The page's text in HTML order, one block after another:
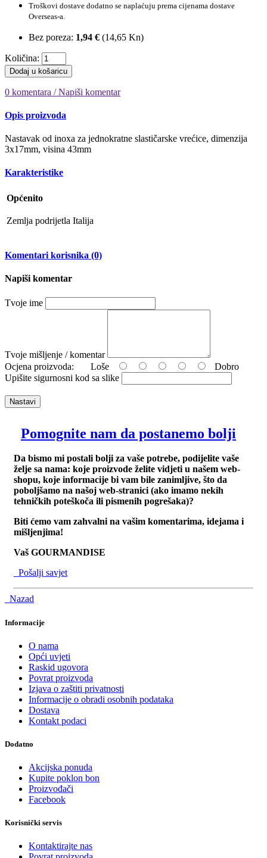
Troškovi dostave dodatno se naplaćuju prema cijenama dostave
Overseas-a.
Bez poreza: 1,94 € (14,65 Kn)
Količina:
Dodaj u košaricu
0 komentara / Napiši komentar
Opis proizvoda
Nastavak od inoxa za jednokratne slastičarske vrećice, dimenzija
3x17mm, visina 43mm
Karakteristike
Općenito
Zemlja podrijetla Italija
Komentari korisnika (0)
Napiši komentar
Tvoje ime
Tvoje mišljenje / komentar
Ocjena proizvoda:
Loše
Dobro
Upišite sigurnosni kod sa slike
Nastavi
Pomognite nam da postanemo bolji
Da bismo mi postali bolji za vaše potrebe, podijelite vaše
želje sa nama: koje proizvode želite vidjeti u našem web-
shopu, koje informacije bi vam bile zanimljive, što da
poboljšamo na našoj web-stranici (ako imamo nekih
tehničkih poteškoča ili pismenih pogrešaka)?
Biti ćemo vam zahvalni na vašim komentarima, idejama i
mišljenjima!
Vaš GOURMANDISE
Pošalji savjet
Nazad
Informacije
O nama
Opći uvjeti
Raskid ugovora
Povrat proizvoda
Izjava o zaštiti privatnosti
Informacije o obradi osobnih podataka
Dostava
Kontakt podaci
Dodatno
Akcijska ponuda
Kupite poklon bon
Proizvođači
Facebook
Korisnički servis
Kontaktirajte nas